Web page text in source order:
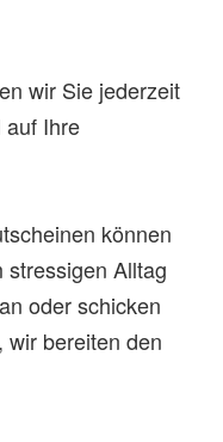
wir Sie jederzeit
auf Ihre
können
stressigen Alltag
oder schicken
wir bereiten den